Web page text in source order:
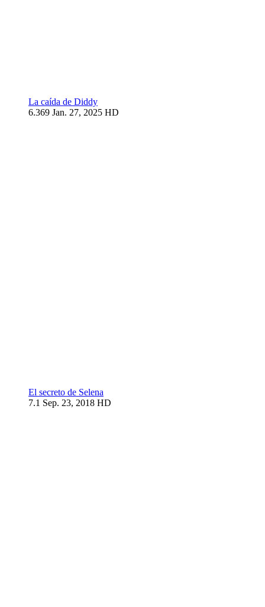
La caída de Diddy
6.369 Jan. 27, 2025 HD
El secreto de Selena
7.1 Sep. 23, 2018 HD